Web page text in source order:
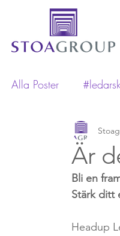
Alla Poster
#arbetsmiljö
Är
Bli en
Stärk ditt
Headup